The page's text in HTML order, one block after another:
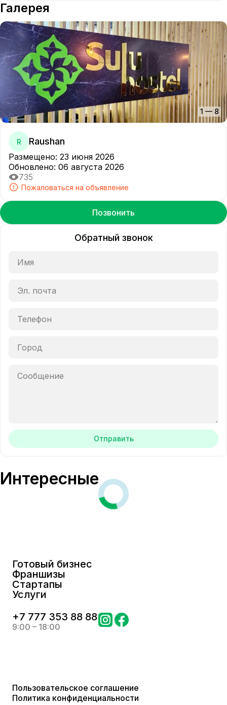
Галерея
1 — 8
R Raushan
Размещено: 23 июня 2026
Обновлено: 06 августа 2026
735
Пожаловаться на объявление
Позвонить
Обратный звонок
Отправить
Интересные
Готовый бизнес
Франшизы
Стартапы
Услуги
+7 777 353 88 88
9:00 – 18:00
Пользовательское соглашение
Политика конфиденциальности